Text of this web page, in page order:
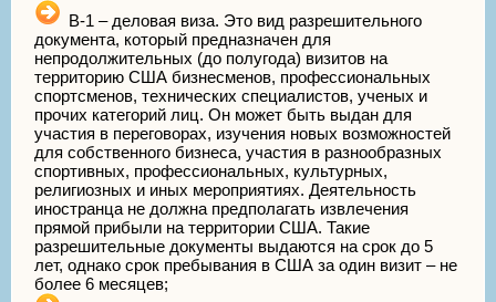
В-1 – деловая виза. Это вид разрешительного
документа, который предназначен для
непродолжительных (до полугода) визитов на
территорию США бизнесменов, профессиональных
спортсменов, технических специалистов, ученых и
прочих категорий лиц. Он может быть выдан для
участия в переговорах, изучения новых возможностей
для собственного бизнеса, участия в разнообразных
спортивных, профессиональных, культурных,
религиозных и иных мероприятиях. Деятельность
иностранца не должна предполагать извлечения
прямой прибыли на территории США. Такие
разрешительные документы выдаются на срок до 5
лет, однако срок пребывания в США за один визит – не
более 6 месяцев;